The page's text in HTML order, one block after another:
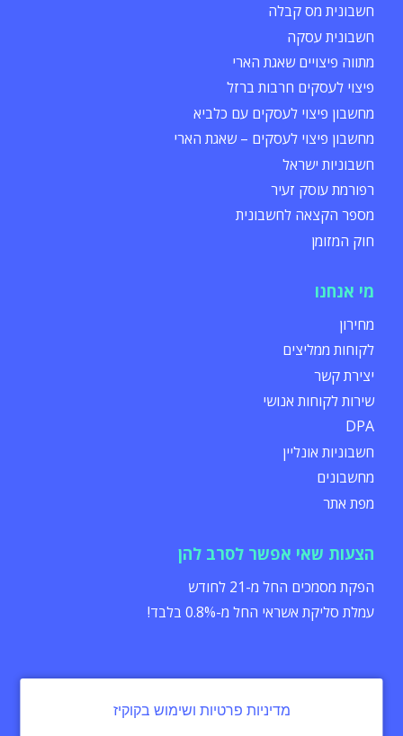
חשבונית מס קבלה
חשבונית עסקה
מתווה פיצויים שאגת הארי
פיצוי לעסקים חרבות ברזל
מחשבון פיצוי לעסקים עם כלביא
מחשבון פיצוי לעסקים – שאגת הארי
חשבוניות ישראל
רפורמת עוסק זעיר
מספר הקצאה לחשבונית
חוק המזומן
מי אנחנו
מחירון
לקוחות ממליצים
יצירת קשר
שירות לקוחות אנושי
DPA
חשבוניות אונליין
מחשבונים
מפת אתר
הצעות שאי אפשר לסרב להן
הפקת מסמכים החל מ-21 לחודש
עמלת סליקת אשראי החל מ-0.8% בלבד!
מדיניות פרטיות
מדיניות פרטיות ושימוש בקוקיז